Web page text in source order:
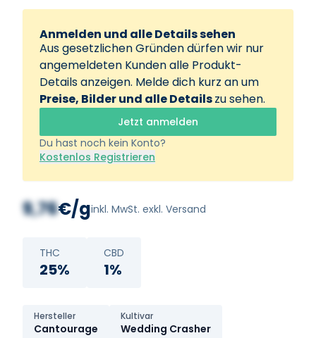
Anmelden und alle Details sehen
Aus gesetzlichen Gründen dürfen wir nur
angemeldeten Kunden alle Produkt-
Details anzeigen. Melde dich kurz an um
Preise, Bilder und alle Detailszu sehen.
Jetzt anmelden
Du hast noch kein Konto?
Kostenlos Registrieren
9,76€/ginkl. MwSt. exkl. Versand
THC
25%
CBD
1%
Hersteller
Cantourage
Kultivar
Wedding Crasher